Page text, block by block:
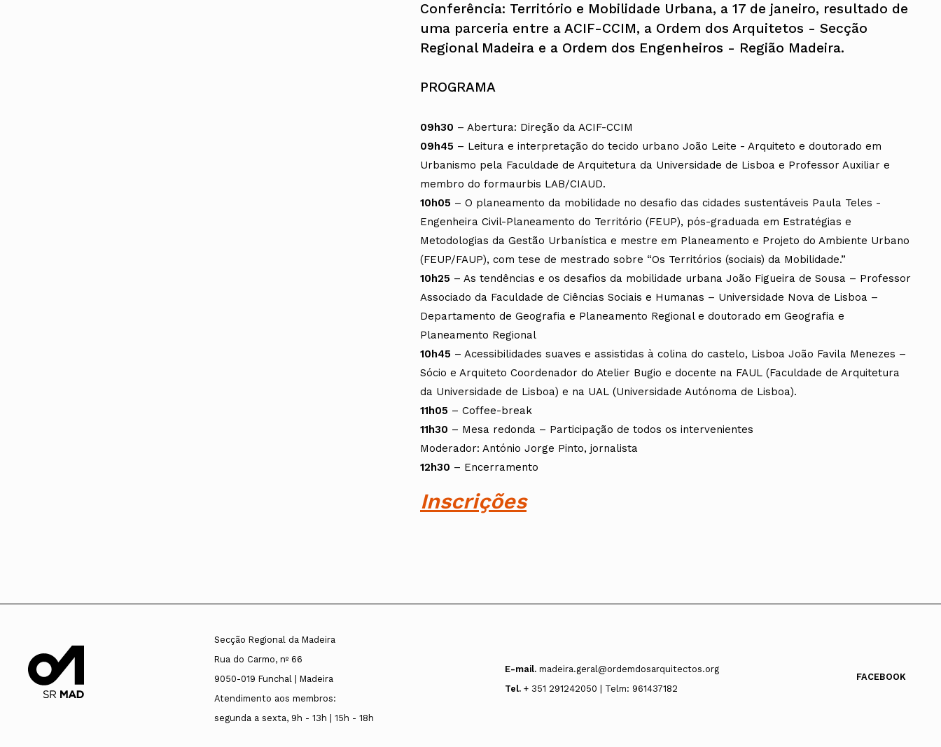
Conferência: Território e Mobilidade Urbana, a 17 de janeiro, resultado de
uma parceria entre a ACIF-CCIM, a Ordem dos Arquitetos - Secção
Regional Madeira e a Ordem dos Engenheiros - Região Madeira.
PROGRAMA
09h30 – Abertura: Direção da ACIF-CCIM
09h45 – Leitura e interpretação do tecido urbano João Leite - Arquiteto e doutorado em
Urbanismo pela Faculdade de Arquitetura da Universidade de Lisboa e Professor Auxiliar e
membro do formaurbis LAB/CIAUD.
10h05 – O planeamento da mobilidade no desafio das cidades sustentáveis Paula Teles -
Engenheira Civil-Planeamento do Território (FEUP), pós-graduada em Estratégias e
Metodologias da Gestão Urbanística e mestre em Planeamento e Projeto do Ambiente Urbano
(FEUP/FAUP), com tese de mestrado sobre “Os Territórios (sociais) da Mobilidade.”
10h25 – As tendências e os desafios da mobilidade urbana João Figueira de Sousa – Professor
Associado da Faculdade de Ciências Sociais e Humanas – Universidade Nova de Lisboa –
Departamento de Geografia e Planeamento Regional e doutorado em Geografia e
Planeamento Regional
10h45 – Acessibilidades suaves e assistidas à colina do castelo, Lisboa João Favila Menezes –
Sócio e Arquiteto Coordenador do Atelier Bugio e docente na FAUL (Faculdade de Arquitetura
da Universidade de Lisboa) e na UAL (Universidade Autónoma de Lisboa).
11h05 – Coffee-break
11h30 – Mesa redonda – Participação de todos os intervenientes
Moderador: António Jorge Pinto, jornalista
12h30 – Encerramento
Inscrições
Secção Regional da Madeira
Rua do Carmo, nº 66
9050-019 Funchal | Madeira
Atendimento aos membros:
segunda a sexta, 9h - 13h | 15h - 18h
E-mail. madeira.geral@ordemdosarquitectos.org
Tel. + 351 291242050 | Telm: 961437182
FACEBOOK